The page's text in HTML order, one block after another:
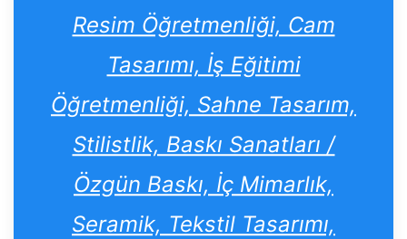
Resim Öğretmenliği, Cam
Tasarımı, İş Eğitimi
Öğretmenliği, Sahne Tasarım,
Stilistlik, Baskı Sanatları /
Özgün Baskı, İç Mimarlık,
Seramik, Tekstil Tasarımı,